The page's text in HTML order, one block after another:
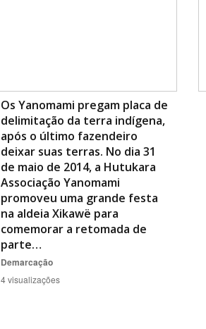
Os Yanomami pregam placa de
delimitação da terra indígena,
após o último fazendeiro
deixar suas terras. No dia 31
de maio de 2014, a Hutukara
Associação Yanomami
promoveu uma grande festa
na aldeia Xikawë para
comemorar a retomada de
parte…
Demarcação
4 visualizações